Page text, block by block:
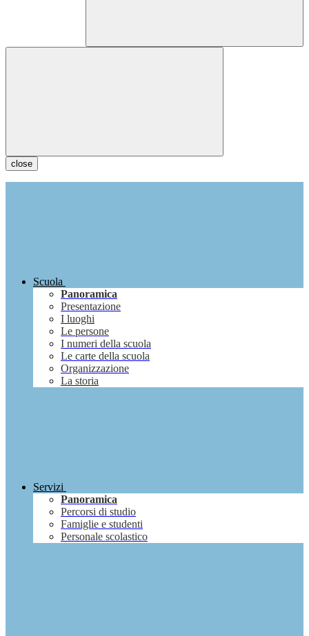
close
Scuola
Panoramica
Presentazione
I luoghi
Le persone
I numeri della scuola
Le carte della scuola
Organizzazione
La storia
Servizi
Panoramica
Percorsi di studio
Famiglie e studenti
Personale scolastico